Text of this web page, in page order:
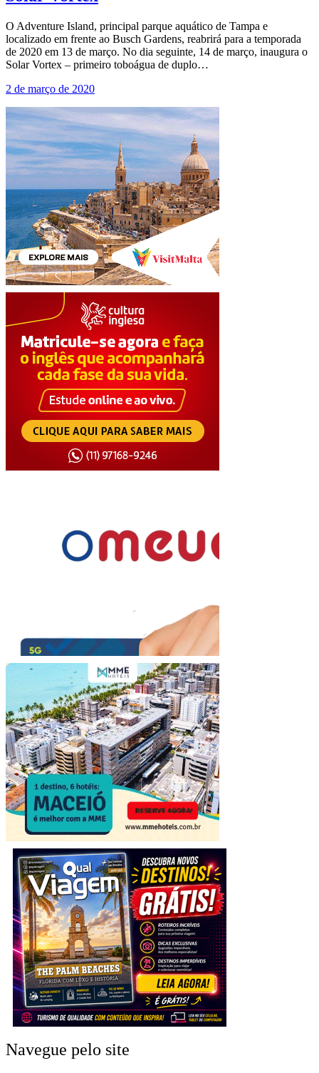
O Adventure Island, principal parque aquático de Tampa e
localizado em frente ao Busch Gardens, reabrirá para a temporada
de 2020 em 13 de março. No dia seguinte, 14 de março, inaugura o
Solar Vortex – primeiro toboágua de duplo…
2 de março de 2020
Navegue pelo site